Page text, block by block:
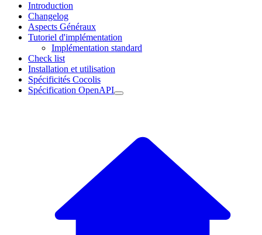
Introduction
Changelog
Aspects Généraux
Tutoriel d'implémentation
Implémentation standard
Check list
Installation et utilisation
Spécificités Cocolis
Spécification OpenAPI